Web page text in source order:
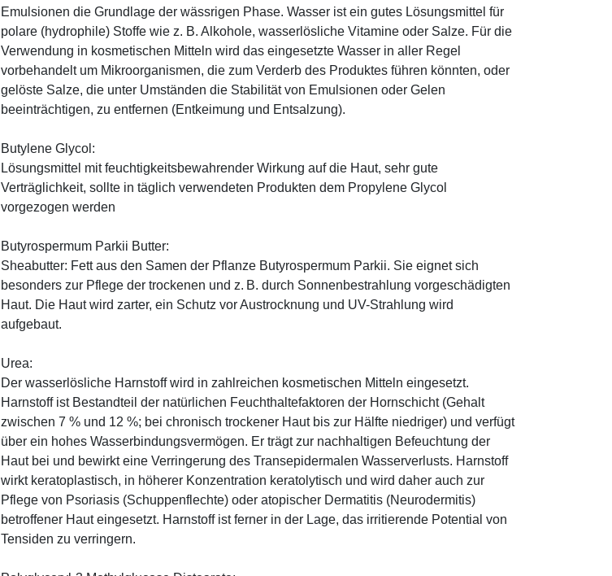
Emulsionen die Grundlage der wässrigen Phase. Wasser ist ein gutes Lösungsmittel für
polare (hydrophile) Stoffe wie z. B. Alkohole, wasserlösliche Vitamine oder Salze. Für die
Verwendung in kosmetischen Mitteln wird das eingesetzte Wasser in aller Regel
vorbehandelt um Mikroorganismen, die zum Verderb des Produktes führen könnten, oder
gelöste Salze, die unter Umständen die Stabilität von Emulsionen oder Gelen
beeinträchtigen, zu entfernen (Entkeimung und Entsalzung).
Butylene Glycol:
Lösungsmittel mit feuchtigkeitsbewahrender Wirkung auf die Haut, sehr gute
Verträglichkeit, sollte in täglich verwendeten Produkten dem Propylene Glycol
vorgezogen werden
Butyrospermum Parkii Butter:
Sheabutter: Fett aus den Samen der Pflanze Butyrospermum Parkii. Sie eignet sich
besonders zur Pflege der trockenen und z. B. durch Sonnenbestrahlung vorgeschädigten
Haut. Die Haut wird zarter, ein Schutz vor Austrocknung und UV-Strahlung wird
aufgebaut.
Urea:
Der wasserlösliche Harnstoff wird in zahlreichen kosmetischen Mitteln eingesetzt.
Harnstoff ist Bestandteil der natürlichen Feuchthaltefaktoren der Hornschicht (Gehalt
zwischen 7 % und 12 %; bei chronisch trockener Haut bis zur Hälfte niedriger) und verfügt
über ein hohes Wasserbindungsvermögen. Er trägt zur nachhaltigen Befeuchtung der
Haut bei und bewirkt eine Verringerung des Transepidermalen Wasserverlusts. Harnstoff
wirkt keratoplastisch, in höherer Konzentration keratolytisch und wird daher auch zur
Pflege von Psoriasis (Schuppenflechte) oder atopischer Dermatitis (Neurodermitis)
betroffener Haut eingesetzt. Harnstoff ist ferner in der Lage, das irritierende Potential von
Tensiden zu verringern.